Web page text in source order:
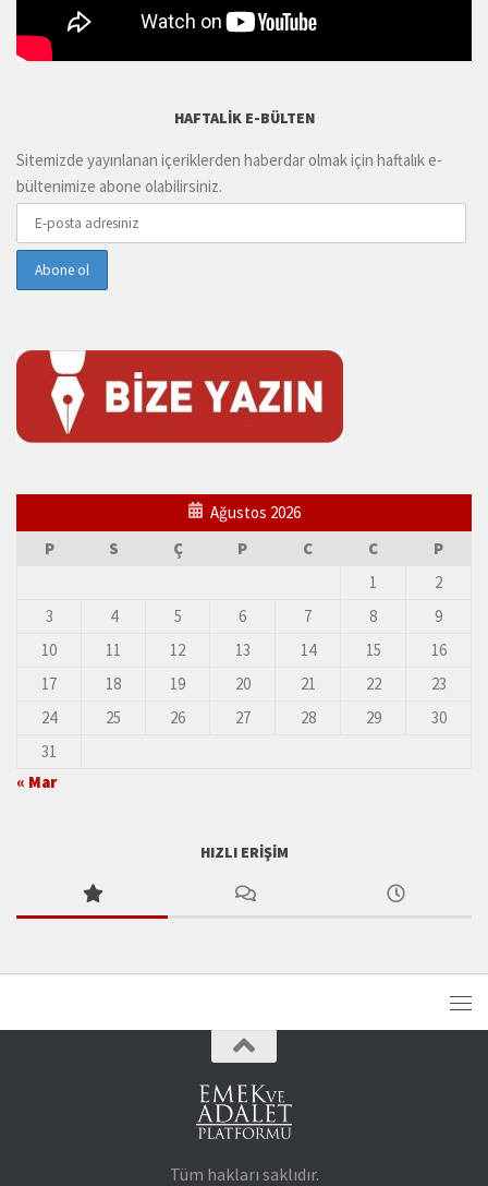
HAFTALIK E-BÜLTEN
Sitemizde yayınlanan içeriklerden haberdar olmak için haftalık e-
bültenimize abone olabilirsiniz.
Ağustos 2026
P
S Ç P C C
P
1
2
3
4 5 6 7 8
9
10
11 12 13 14 15
16
17
18 19 20 21 22
23
24
25 26 27 28 29
30
31
« Mar
HIZLI ERIŞIM
Tüm hakları saklıdır.